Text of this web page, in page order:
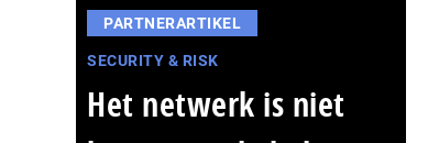
PARTNERARTIKEL
SECURITY & RISK
Het netwerk is niet